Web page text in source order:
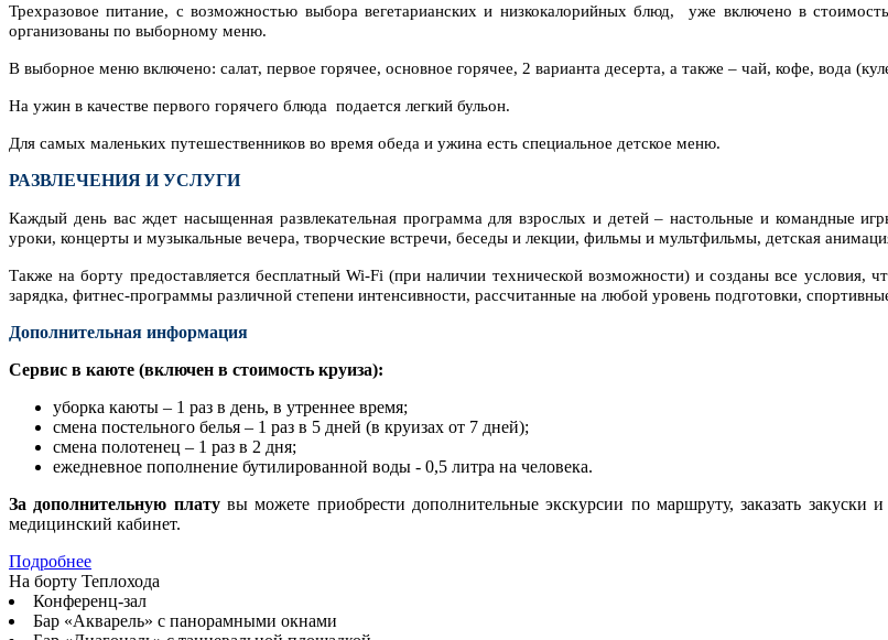
Трехразовое питание, с возможностью выбора вегетарианских и низкокалорийных блюд, уже включено в
организованы по выборному меню.
В выборное меню включено: салат, первое горячее, основное горячее, 2 варианта десерта, а также – чай, кофе, вода
На ужин в качестве первого горячего блюда подается легкий бульон.
Для самых маленьких путешественников во время обеда и ужина есть специальное детское меню.
РАЗВЛЕЧЕНИЯ И УСЛУГИ
Каждый день вас ждет насыщенная развлекательная программа для взрослых и детей – настольные и командные
уроки, концерты и музыкальные вечера, творческие встречи, беседы и лекции, фильмы и мультфильмы, детская
Также на борту предоставляется бесплатный Wi-Fi (при наличии технической возможности) и созданы все условия,
зарядка, фитнес-программы различной степени интенсивности, рассчитанные на любой уровень подготовки,
Дополнительная информация
Сервис в каюте (включен в стоимость круиза):
уборка каюты – 1 раз в день, в утреннее время;
смена постельного белья – 1 раз в 5 дней (в круизах от 7 дней);
смена полотенец – 1 раз в 2 дня;
ежедневное пополнение бутилированной воды - 0,5 литра на человека.
За дополнительную платувы можете приобрести дополнительные экскурсии по маршруту, заказать закуски
медицинский кабинет.
Подробнее
На борту Теплохода
Конференц-зал
Бар «Акварель» с панорамными окнами